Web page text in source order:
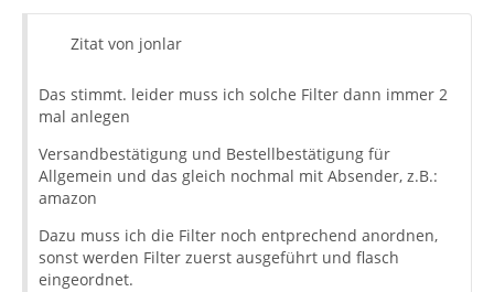
Zitat von jonlar
Das stimmt. leider muss ich solche Filter dann immer 2
mal anlegen
Versandbestätigung und Bestellbestätigung für
Allgemein und das gleich nochmal mit Absender, z.B.:
amazon
Dazu muss ich die Filter noch entprechend anordnen,
sonst werden Filter zuerst ausgeführt und flasch
eingeordnet.